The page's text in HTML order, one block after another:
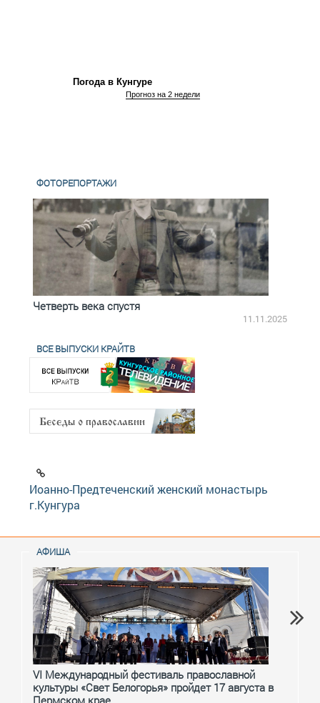
Погода в Кунгуре
Прогноз на 2 недели
ФОТОРЕПОРТАЖИ
Четверть века спустя
11.11.2025
ВСЕ ВЫПУСКИ КРАЙТВ
Иоанно-Предтеченский женский монастырь
г.Кунгура
АФИША
VI Международный фестиваль православной
культуры «Свет Белогорья» пройдет 17 августа в
Пермском крае